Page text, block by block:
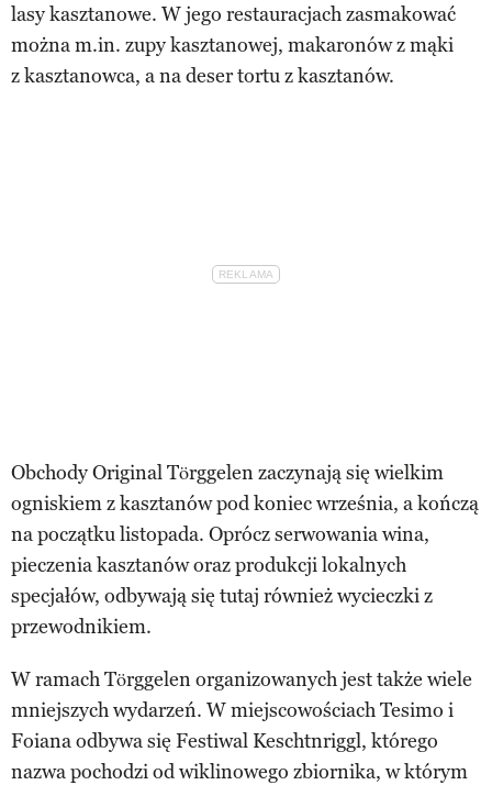
lasy kasztanowe. W jego restauracjach zasmakować
można m.in. zupy kasztanowej, makaronów z mąki
z kasztanowca, a na deser tortu z kasztanów.
Obchody Original Törggelen zaczynają się wielkim
ogniskiem z kasztanów pod koniec września, a kończą
na początku listopada. Oprócz serwowania wina,
pieczenia kasztanów oraz produkcji lokalnych
specjałów, odbywają się tutaj również wycieczki z
przewodnikiem.
W ramach Törggelen organizowanych jest także wiele
mniejszych wydarzeń. W miejscowościach Tesimo i
Foiana odbywa się Festiwal Keschtnriggl, którego
nazwa pochodzi od wiklinowego zbiornika, w którym